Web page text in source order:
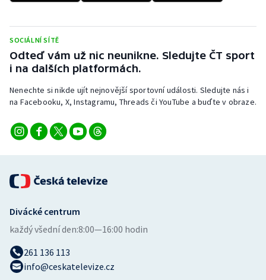
SOCIÁLNÍ SÍTĚ
Odteď vám už nic neunikne. Sledujte ČT sport
i na dalších platformách.
Nenechte si nikde ujít nejnovější sportovní události. Sledujte nás i
na Facebooku, X, Instagramu, Threads či YouTube a buďte v obraze.
Divácké centrum
každý všední den:8:00—16:00 hodin
261 136 113
info@ceskatelevize.cz